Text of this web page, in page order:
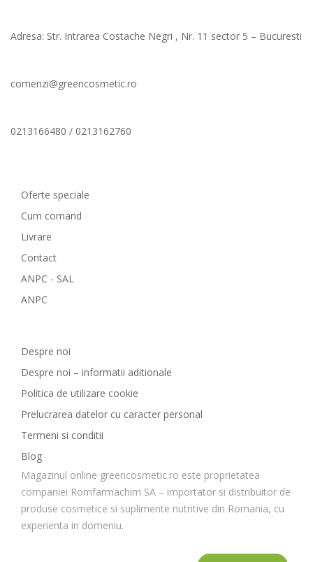
Adresa: Str. Intrarea Costache Negri , Nr. 11 sector 5 – Bucuresti
comenzi@greencosmetic.ro
0213166480 / 0213162760
Oferte speciale
Cum comand
Livrare
Contact
ANPC - SAL
ANPC
Despre noi
Despre noi – informatii aditionale
Politica de utilizare cookie
Prelucrarea datelor cu caracter personal
Termeni si conditii
Blog
Magazinul online greencosmetic.ro este proprietatea
companiei Romfarmachim SA – importator si distribuitor de
produse cosmetice si suplimente nutritive din Romania, cu
experienta in domeniu.